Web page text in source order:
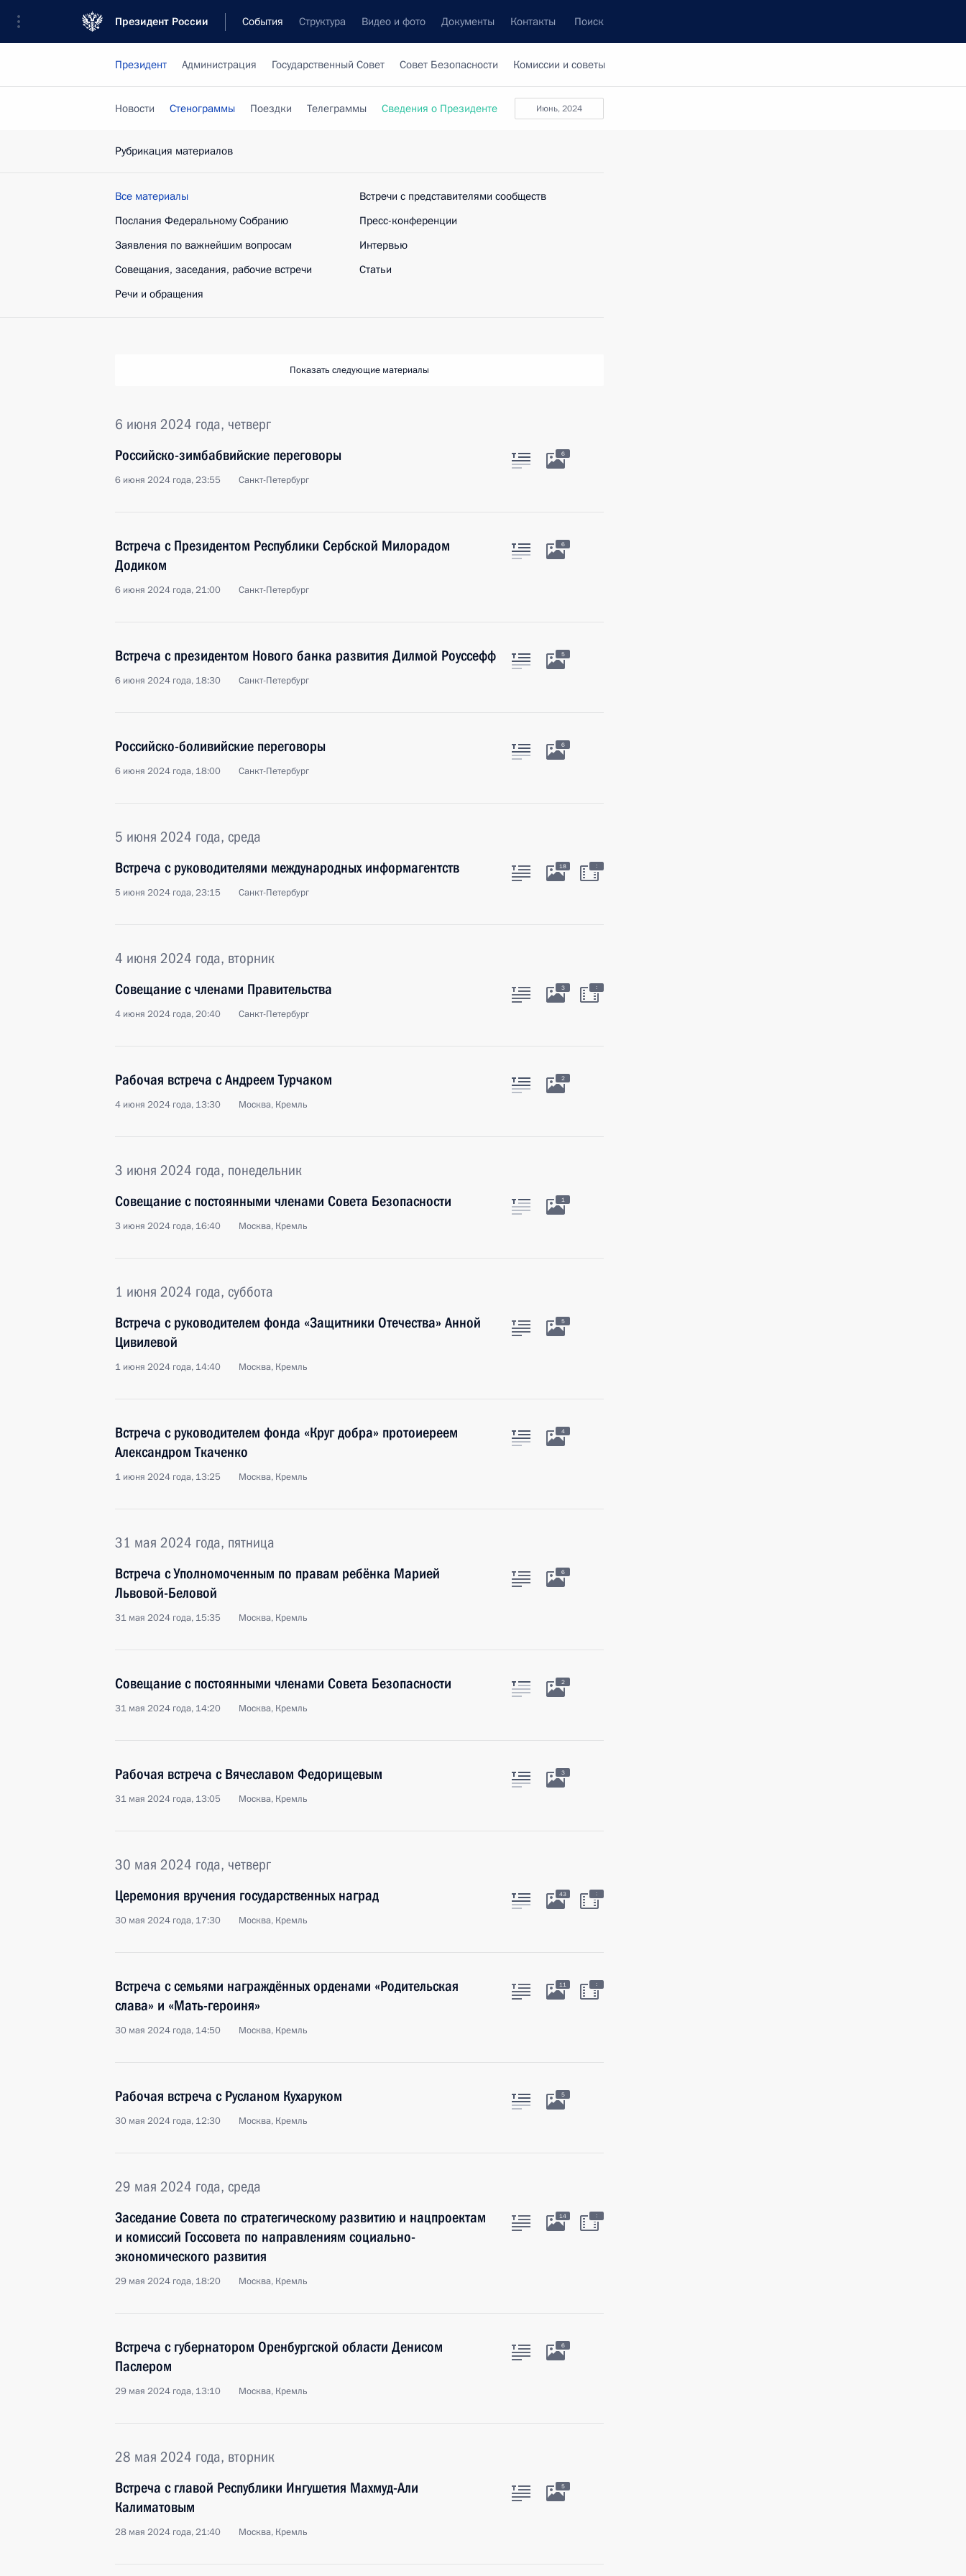
Президент России События Структура Видео и фото Документы Контакты Поиск
Президент Администрация Государственный Совет Совет Безопасности Комиссии и советы
июнь, 2024
Новости Стенограммы Поездки Телеграммы Сведения о Президенте
Рубрикация материалов
Все материалы
Послания Федеральному Собранию
Заявления по важнейшим вопросам
Совещания, заседания, рабочие встречи
Речи и обращения
Встречи с представителями сообществ
Пресс-конференции
Интервью
Статьи
Показать следующие материалы
6 июня 2024 года, четверг
Российско-зимбабвийские переговоры
6 июня 2024 года, 23:55 Санкт-Петербург
6
Встреча с Президентом Республики Сербской Милорадом
Додиком
6 июня 2024 года, 21:00 Санкт-Петербург
6
Встреча с президентом Нового банка развития Дилмой Роуссефф
6 июня 2024 года, 18:30 Санкт-Петербург
5
Российско-боливийские переговоры
6 июня 2024 года, 18:00 Санкт-Петербург
6
5 июня 2024 года, среда
Встреча с руководителями международных информагентств
5 июня 2024 года, 23:15 Санкт-Петербург
18 :
4 июня 2024 года, вторник
Совещание с членами Правительства
4 июня 2024 года, 20:40 Санкт-Петербург
3 :
Рабочая встреча с Андреем Турчаком
4 июня 2024 года, 13:30 Москва, Кремль
2
3 июня 2024 года, понедельник
Совещание с постоянными членами Совета Безопасности
3 июня 2024 года, 16:40 Москва, Кремль
1
1 июня 2024 года, суббота
Встреча с руководителем фонда «Защитники Отечества» Анной
Цивилевой
1 июня 2024 года, 14:40 Москва, Кремль
5
Встреча с руководителем фонда «Круг добра» протоиереем
Александром Ткаченко
1 июня 2024 года, 13:25 Москва, Кремль
4
31 мая 2024 года, пятница
Встреча с Уполномоченным по правам ребёнка Марией
Львовой-Беловой
31 мая 2024 года, 15:35 Москва, Кремль
6
Совещание с постоянными членами Совета Безопасности
31 мая 2024 года, 14:20 Москва, Кремль
2
Рабочая встреча с Вячеславом Федорищевым
31 мая 2024 года, 13:05 Москва, Кремль
3
30 мая 2024 года, четверг
Церемония вручения государственных наград
30 мая 2024 года, 17:30 Москва, Кремль
43 :
Встреча с семьями награждённых орденами «Родительская
слава» и «Мать-героиня»
30 мая 2024 года, 14:50 Москва, Кремль
11 :
Рабочая встреча с Русланом Кухаруком
30 мая 2024 года, 12:30 Москва, Кремль
5
29 мая 2024 года, среда
Заседание Совета по стратегическому развитию и нацпроектам
и комиссий Госсовета по направлениям социально-
экономического развития
29 мая 2024 года, 18:20 Москва, Кремль
14 :
Встреча с губернатором Оренбургской области Денисом
Паслером
29 мая 2024 года, 13:10 Москва, Кремль
6
28 мая 2024 года, вторник
Встреча с главой Республики Ингушетия Махмуд-Али
Калиматовым
28 мая 2024 года, 21:40 Москва, Кремль
5